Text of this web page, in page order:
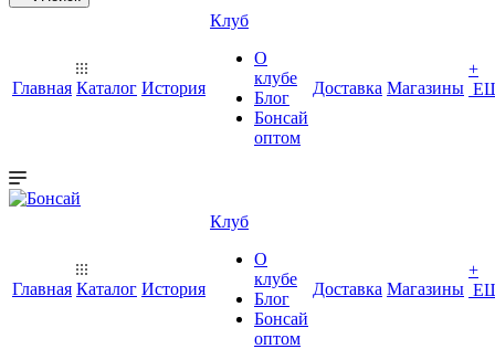
Главная Каталог История
Клуб
О
клубе
Блог
Бонсай
оптом
Доставка Магазины
+
Главная Каталог История
Клуб
О
клубе
Блог
Бонсай
оптом
Доставка Магазины
+